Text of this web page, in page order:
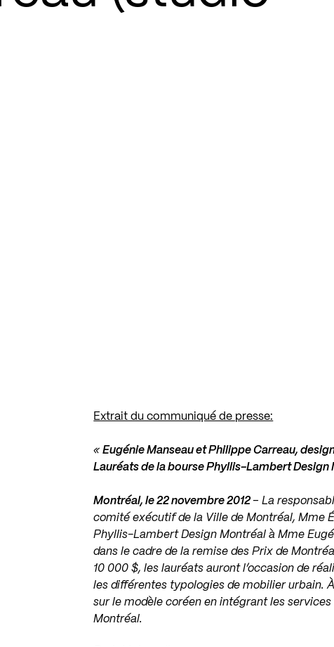
Extrait du communiqué de presse:
«Eugénie Manseau et Philippe Carreau,
Lauréats de la bourse Phyllis-Lambert Design
Montréal, le 22 novembre 2012– La
comité exécutif de la Ville de Montréal, Mme
Phyllis-Lambert Design Montréal à Mme
dans le cadre de la remise des Prix de
10 000 $, les lauréats auront l’occasion de
les différentes typologies de mobilier urbain.
sur le modèle coréen en intégrant les
Montréal.